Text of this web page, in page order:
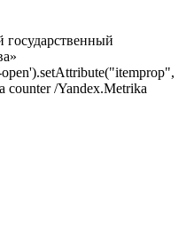
counter/Yandex.Metrika